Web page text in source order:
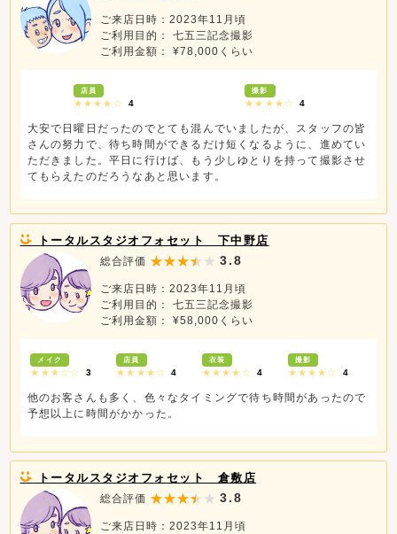
ご来店日時：2023年11月頃
ご利用目的： 七五三記念撮影
ご利用金額： ¥78,000くらい
店員
★★★★☆ 4
撮影
★★★★☆ 4
大安で日曜日だったのでとても混んでいましたが、スタッフの皆
さんの努力で、待ち時間ができるだけ短くなるように、進めてい
ただきました。平日に行けば、もう少しゆとりを持って撮影させ
てもらえたのだろうなあと思います。
トータルスタジオフォセット 下中野店
総合評価 3.8
ご来店日時：2023年11月頃
ご利用目的： 七五三記念撮影
ご利用金額： ¥58,000くらい
メイク
★★★☆☆ 3
店員
★★★★☆ 4
衣装
★★★★☆ 4
撮影
★★★★☆ 4
他のお客さんも多く、色々なタイミングで待ち時間があったので
予想以上に時間がかかった。
トータルスタジオフォセット 倉敷店
総合評価 3.8
ご来店日時：2023年11月頃